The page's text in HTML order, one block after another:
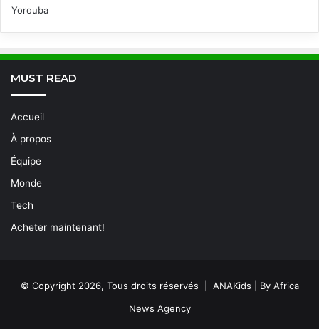
Yorouba
MUST READ
Accueil
À propos
Équipe
Monde
Tech
Acheter maintenant!
© Copyright 2026, Tous droits réservés | ANAKids | By Africa
News Agency